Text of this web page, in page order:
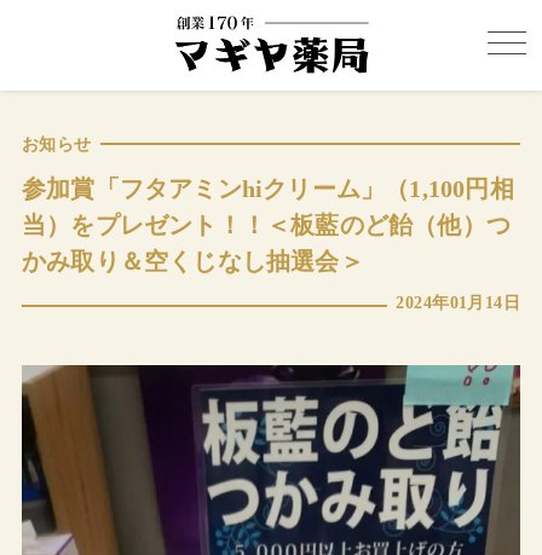
参加賞「フタアミンhiクリーム」（1,100円相
当）をプレゼント！！＜板藍のど飴（他）つ
かみ取り＆空くじなし抽選会＞
お知らせ
2024年01月14日